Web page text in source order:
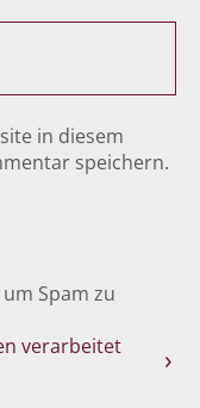
in diesem
speichern.
Spam zu
verarbeitet